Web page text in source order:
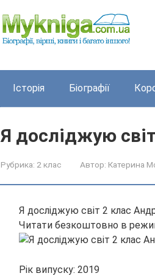
Історія Біографії
Я досліджую
Рубрика: 2 клас Автор: Катерина
Я досліджую світ 2 клас
Читати безкоштовно в
Рік випуску: 2019